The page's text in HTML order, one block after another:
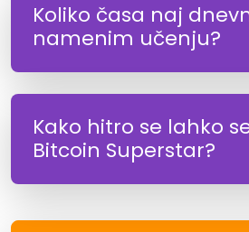
Koliko časa naj
namenim učenju?
Kako hitro se lahko
Bitcoin Superstar?